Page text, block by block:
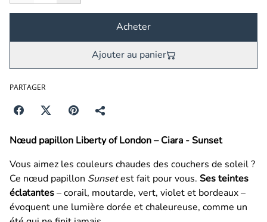
Acheter
Ajouter au panier
PARTAGER
Nœud papillon Liberty of London – Ciara - Sunset
Vous aimez les couleurs chaudes des couchers de soleil ?
Ce nœud papillon Sunsetest fait pour vous. Ses teintes
éclatantes– corail, moutarde, vert, violet et bordeaux –
évoquent une lumière dorée et chaleureuse, comme un